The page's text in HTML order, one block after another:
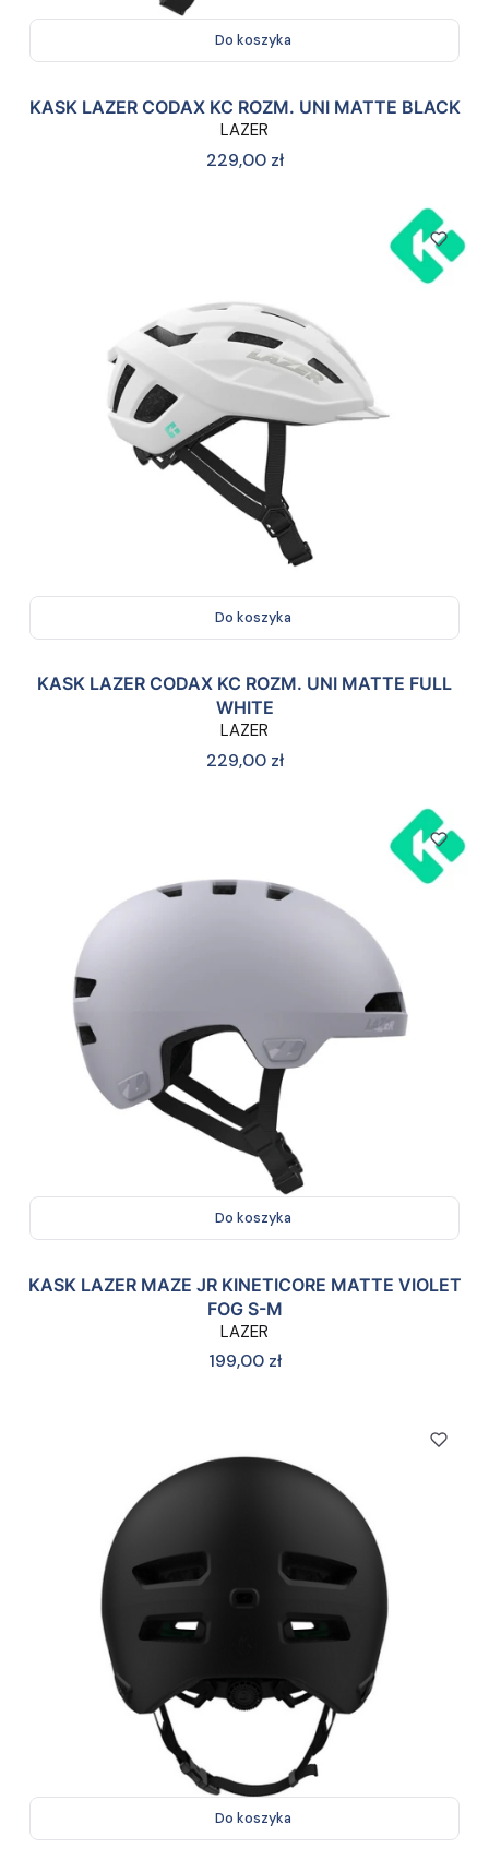
Do koszyka
KASK LAZER CODAX KC ROZM. UNI MATTE BLACK
LAZER
Cena
229,00 zł
Do koszyka
KASK LAZER CODAX KC ROZM. UNI MATTE FULL
WHITE
LAZER
Cena
229,00 zł
Do koszyka
KASK LAZER MAZE JR KINETICORE MATTE VIOLET
FOG S-M
LAZER
Cena
199,00 zł
Do koszyka